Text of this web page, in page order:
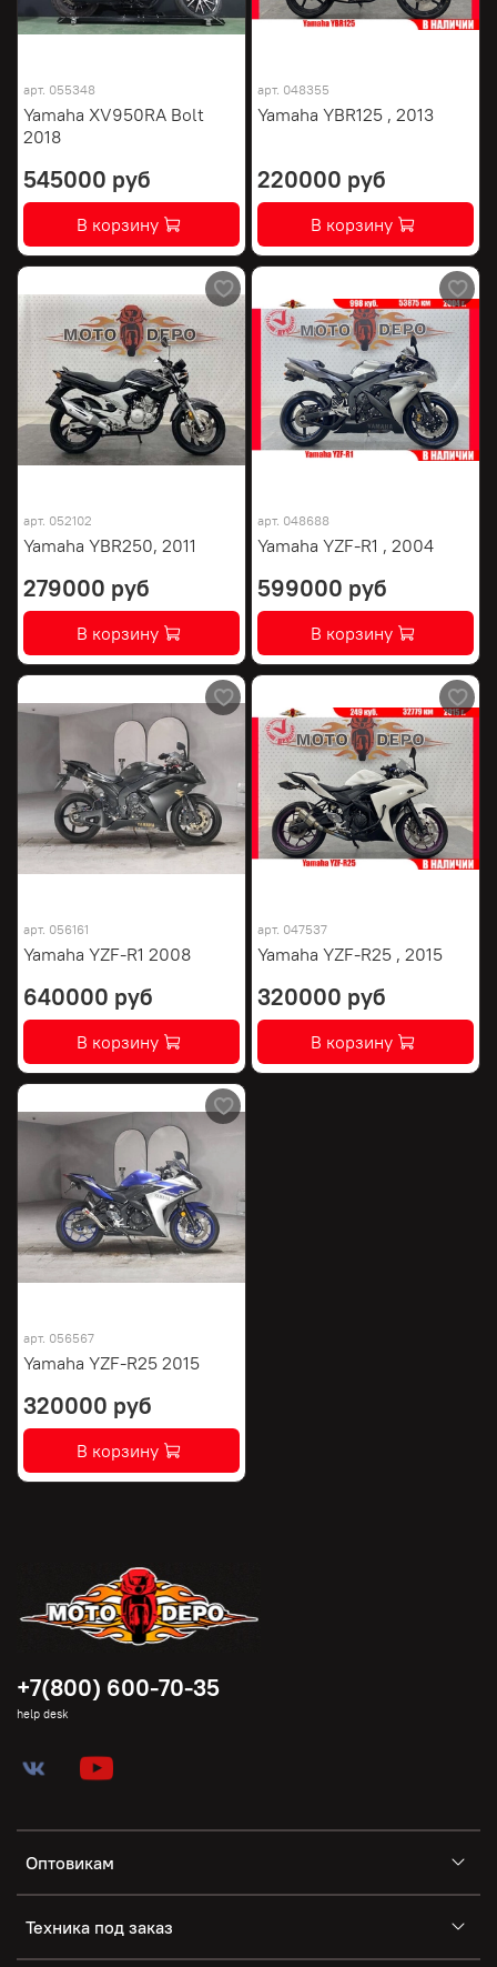
арт. 055348
Yamaha XV950RA Bolt
2018
545000 руб
В корзину
арт. 048355
Yamaha YBR125 , 2013
220000 руб
В корзину
арт. 052102
Yamaha YBR250, 2011
279000 руб
В корзину
арт. 048688
Yamaha YZF-R1 , 2004
599000 руб
В корзину
арт. 056161
Yamaha YZF-R1 2008
640000 руб
В корзину
арт. 047537
Yamaha YZF-R25 , 2015
320000 руб
В корзину
арт. 056567
Yamaha YZF-R25 2015
320000 руб
В корзину
Оптовикам
Техника под заказ
+7(800) 600-70-35
help desk